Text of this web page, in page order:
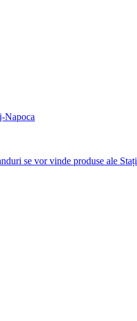
Napoca
se vor vinde produse ale